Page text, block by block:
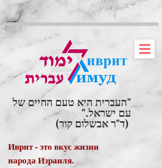
"העברית היא טעם החיים של
עם ישראל."
(ד"ר אבשלום קור)
Иврит - это вкус жизни
народа Израиля.